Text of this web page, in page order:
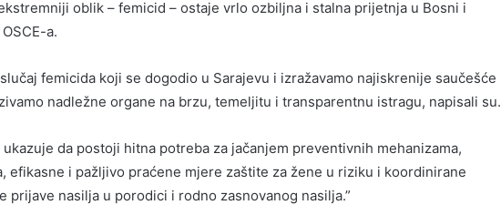
oblik – femicid – ostaje vrlo ozbiljna i stalna prijetnja u Bosni i
a.
femicida koji se dogodio u Sarajevu i izražavamo najiskrenije saučešće
nadležne organe na brzu, temeljitu i transparentnu istragu, napisali su.
da postoji hitna potreba za jačanjem preventivnih mehanizama,
efikasne i pažljivo praćene mjere zaštite za žene u riziku i koordinirane
prijave nasilja u porodici i rodno zasnovanog nasilja.”